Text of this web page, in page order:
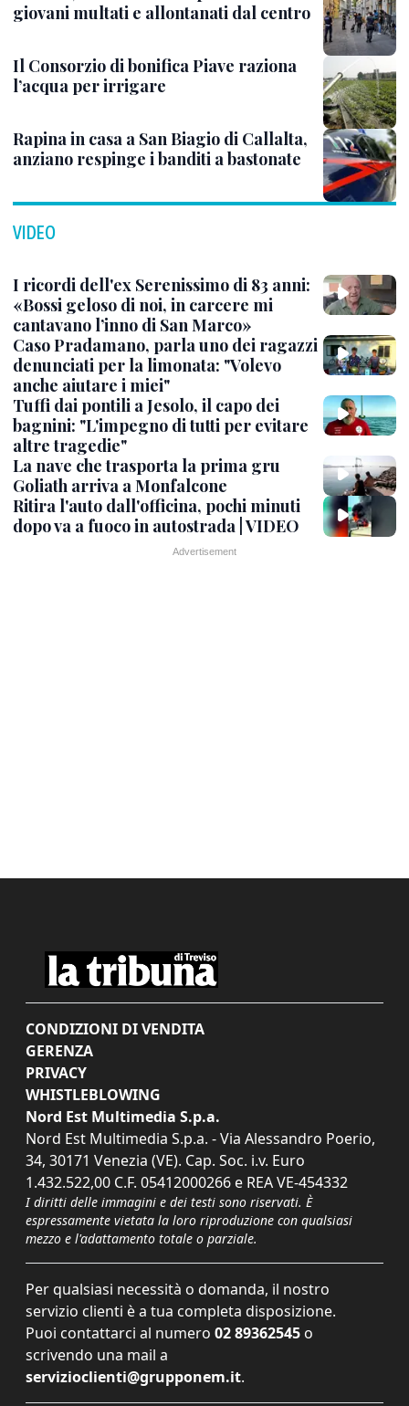
giovani multati e allontanati dal centro
Il Consorzio di bonifica Piave raziona
l’acqua per irrigare
Rapina in casa a San Biagio di Callalta,
anziano respinge i banditi a bastonate
VIDEO
I ricordi dell'ex Serenissimo di 83 anni:
«Bossi geloso di noi, in carcere mi
cantavano l’inno di San Marco»
Caso Pradamano, parla uno dei ragazzi
denunciati per la limonata: "Volevo
anche aiutare i miei"
Tuffi dai pontili a Jesolo, il capo dei
bagnini: "L'impegno di tutti per evitare
altre tragedie"
La nave che trasporta la prima gru
Goliath arriva a Monfalcone
Ritira l'auto dall'officina, pochi minuti
dopo va a fuoco in autostrada | VIDEO
CONDIZIONI DI VENDITA
GERENZA
PRIVACY
WHISTLEBLOWING
Nord Est Multimedia S.p.a.
Nord Est Multimedia S.p.a. - Via Alessandro Poerio,
34, 30171 Venezia (VE). Cap. Soc. i.v. Euro
1.432.522,00 C.F. 05412000266 e REA VE-454332
I diritti delle immagini e dei testi sono riservati. È
espressamente vietata la loro riproduzione con qualsiasi
mezzo e l'adattamento totale o parziale.
Per qualsiasi necessità o domanda, il nostro
servizio clienti è a tua completa disposizione.
Puoi contattarci al numero 02 89362545 o
scrivendo una mail a
servizioclienti@grupponem.it.